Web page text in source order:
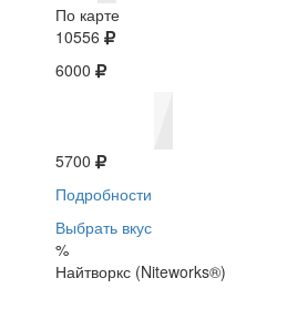
По карте
10556
6000
5700
Подробности
Выбрать вкус
%
Найтворкс (Niteworks®)